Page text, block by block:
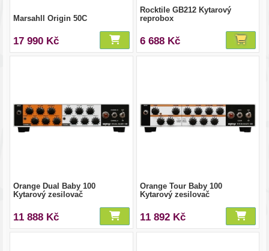
Marsahll Origin 50C
17 990 Kč
Rocktile GB212 Kytarový
reprobox
6 688 Kč
Orange Dual Baby 100
Kytarový zesilovač
11 888 Kč
Orange Tour Baby 100
Kytarový zesilovač
11 892 Kč